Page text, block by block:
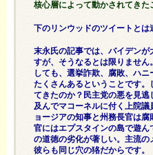
核心層によって動かされてきた
下のリンウッドのツイートとは
末永氏の記事では、バイデンが
すが、そうなるとは限りません
しても、選挙詐欺、腐敗、ハ
たくさんあるということです
てきたのか？民主党の悪を見
及んでマコーネルに付く上院
ョージアの知事と州務長官は
官にはエプスタインの島で遊ん
の道徳の劣化が著しい。主流の
彼らも同じ穴の狢だからです。